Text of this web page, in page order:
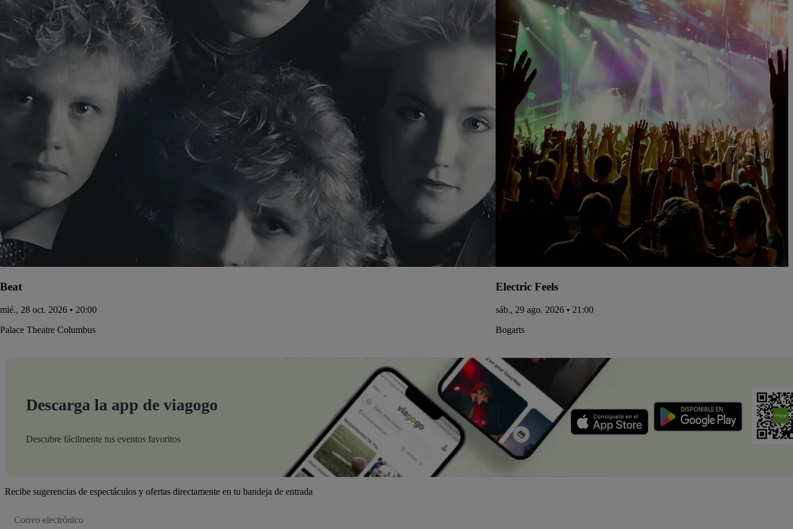
Beat
mié., 28 oct. 2026 • 20:00
Palace Theatre Columbus
Electric Feels
sáb., 29 ago. 2026 • 21:00
Bogarts
Descarga la app de viagogo
Descubre fácilmente tus eventos favoritos
Recibe sugerencias de espectáculos y ofertas directamente en tu bandeja de entrada
de